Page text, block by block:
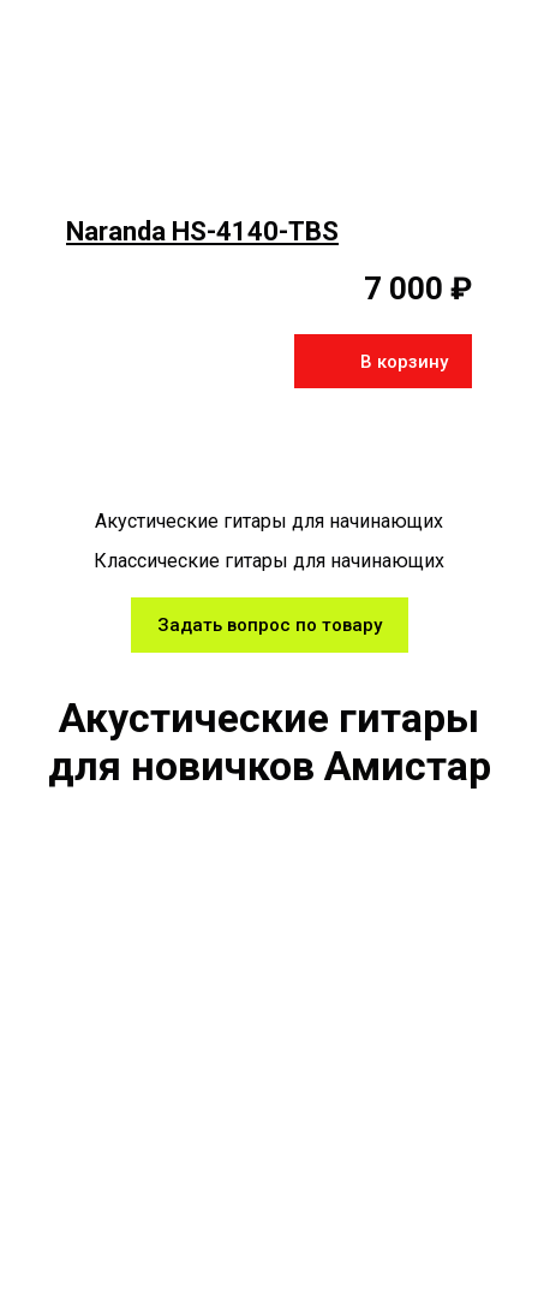
Naranda HS-4140-TBS
7 000 ₽
В корзину
Акустические гитары для начинающих
Классические гитары для начинающих
Задать вопрос по товару
Акустические гитары
для новичков Амистар